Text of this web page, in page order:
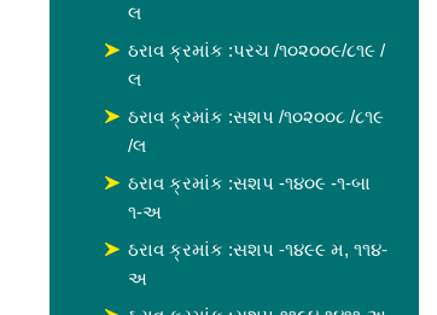
લ
ઠરાવ ક્રમાંક :પરચ /૧૦૨૦૦૯/૮૧૯ /
લ
ઠરાવ ક્રમાંક :સશપ /૧૦૨૦૦૮ /૮૧૯
/લ
ઠરાવ ક્રમાંક :સશપ -૧૪૦૯ -૧-બા
૧-અ
ઠરાવ ક્રમાંક :સશપ -૧૪૯૯ મ, ૧૧૪-
અ